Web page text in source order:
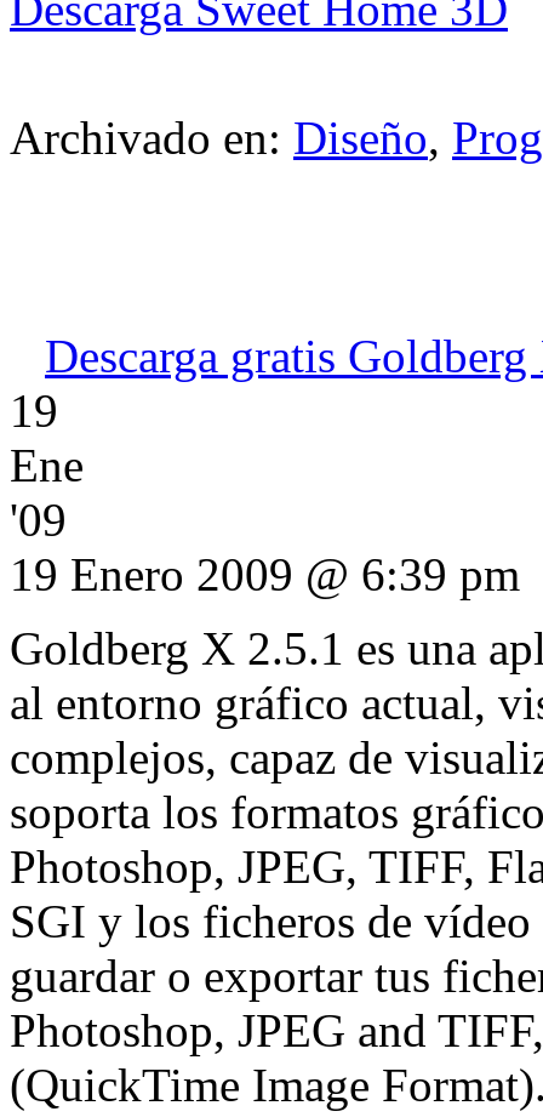
Archivado en: Diseño,
Descarga gratis
19
Ene
'09
19 Enero 2009 @ 6:39 pm
Goldberg X 2.5.1 es una
al entorno gráfico actual,
complejos, capaz de
soporta los formatos
Photoshop, JPEG, TIFF,
SGI y los ficheros de
guardar o exportar tus
Photoshop, JPEG and
(QuickTime Image